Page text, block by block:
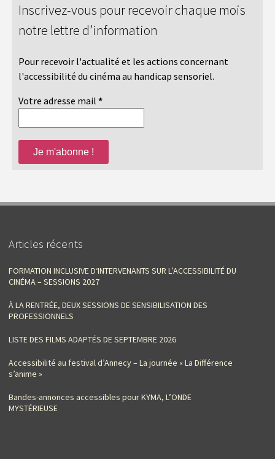
Inscrivez-vous pour recevoir chaque mois
notre lettre d’information
Pour recevoir l'actualité et les actions concernant
l'accessibilité du cinéma au handicap sensoriel.
Votre adresse mail *
Articles récents
FORMATION INCLUSIVE D‘INTERVENANTS SUR L’ACCESSIBILITÉ DU
CINÉMA – SESSIONS 2027
À LA RENTRÉE, DEUX SESSIONS DE SENSIBILISATION DES
PROFESSIONNELS
LISTE DES FILMS ADAPTÉS DE SEPTEMBRE 2026
Accessibilité au festival d’Annecy – La journée « La Différence
s’anime »
Bandes-annonces accessibles pour KYMA, L’ONDE
MYSTÉRIEUSE